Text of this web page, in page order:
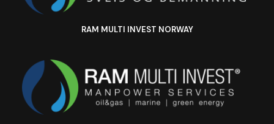
RAM MULTI INVEST NORWAY